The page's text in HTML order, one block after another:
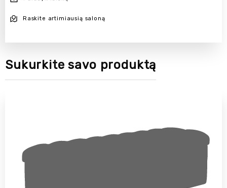
Raskite artimiausią saloną
Sukurkite savo produktą